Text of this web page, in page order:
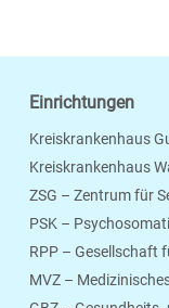
Einrichtungen
Kreiskrankenhaus
Kreiskrankenhaus
ZSG – Zentrum für
PSK –
RPP – Gesellschaft
MVZ –